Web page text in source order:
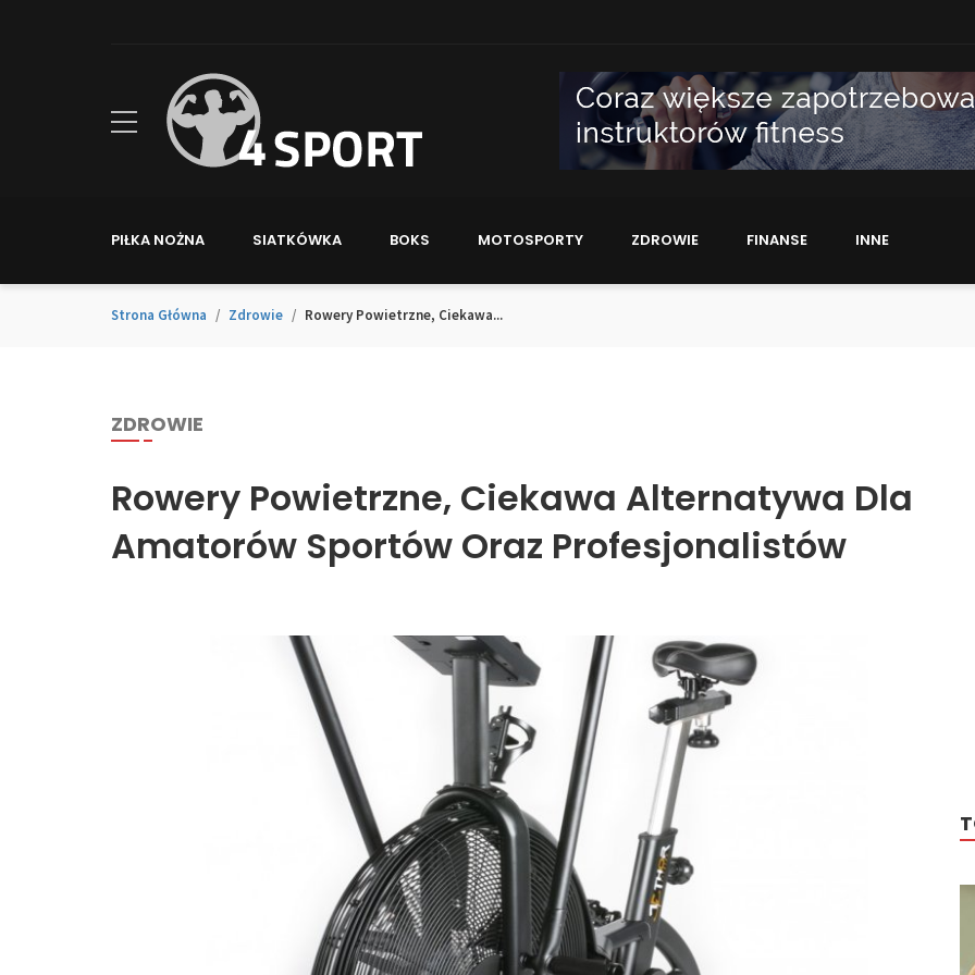
PIŁKA NOŻNA SIATKÓWKA BOKS MOTOSPORTY ZDROWIE FINANSE INNE
Strona Główna Zdrowie Rowery Powietrzne, Ciekawa...
ZDROWIE
Rowery Powietrzne, Ciekawa Alternatywa Dla
Amatorów Sportów Oraz Profesjonalistów